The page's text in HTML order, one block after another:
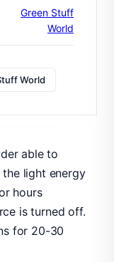
World
able to
light energy
hours
is turned off.
for 20-30